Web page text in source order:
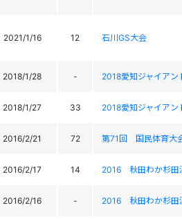
2021/1/16 12 石川GS大会
2018/1/28 - 2018愛知ジャイアン
2018/1/27 33 2018愛知ジャイアン
2016/2/21 72 第71回 国民体育大
2016/2/17 14 2016 秋田わか杉田
2016/2/16 - 2016 秋田わか杉田